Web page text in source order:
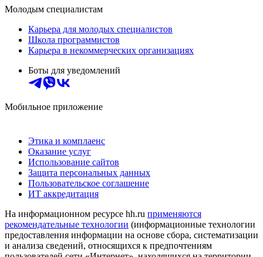
Молодым специалистам
Карьера для молодых специалистов
Школа программистов
Карьера в некоммерческих организациях
Боты для уведомлений
Мобильное приложение
Этика и комплаенс
Оказание услуг
Использование сайтов
Защита персональных данных
Пользовательское соглашение
ИТ аккредитация
На информационном ресурсе hh.ru применяются
рекомендательные технологии (информационные технологии
предоставления информации на основе сбора, систематизации
и анализа сведений, относящихся к предпочтениям